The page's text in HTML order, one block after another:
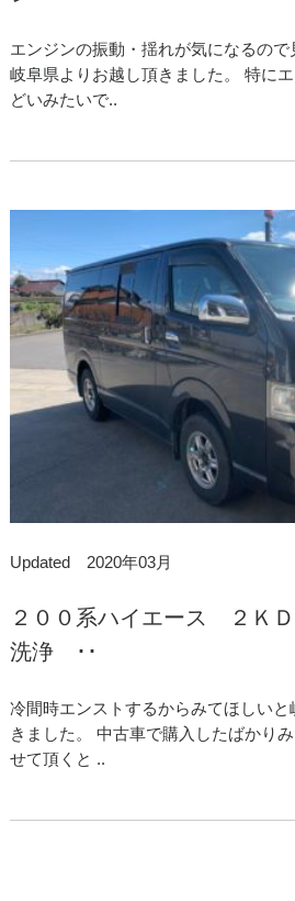
エンジンの振動・揺れが気になるの
岐阜県よりお越し頂きました。 特に
どいみたいで..
Updated 2020年03月
２００系ハイエース ２Ｋ
洗浄 ･･
冷間時エンストするからみてほしい
きました。 中古車で購入したばかり
せて頂くと ..